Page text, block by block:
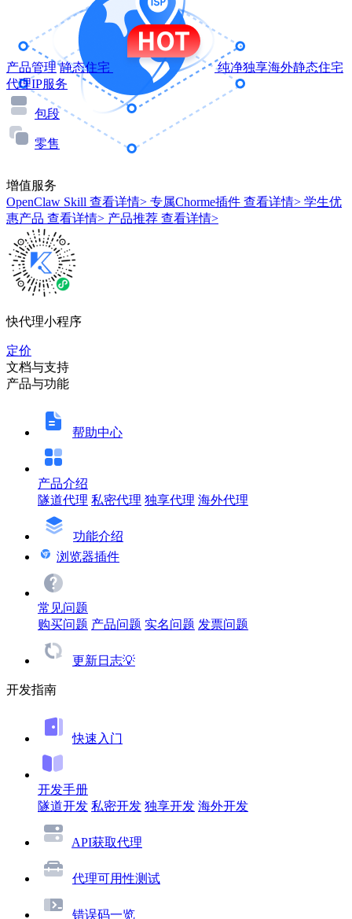
产品管理 静态住宅
纯净独享海外静态住宅
代理IP服务
包段
零售
增值服务
OpenClaw Skill 查看详情> 专属Chorme插件 查看详情> 学生优
惠产品 查看详情> 产品推荐 查看详情>
快代理小程序
定价
文档与支持
产品与功能
帮助中心
产品介绍
隧道代理 私密代理 独享代理 海外代理
功能介绍
浏览器插件
常见问题
购买问题 产品问题 实名问题 发票问题
更新日志💡
开发指南
快速入门
开发手册
隧道开发 私密开发 独享开发 海外开发
API获取代理
代理可用性测试
错误码一览